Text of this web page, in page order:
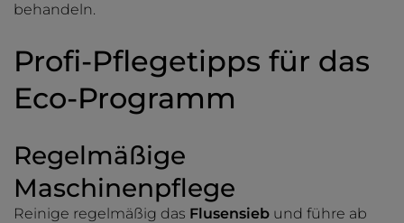
behandeln.
Profi-Pflegetipps für das
Eco-Programm
Regelmäßige
Maschinenpflege
Reinige regelmäßig das Flusensieb und führe ab